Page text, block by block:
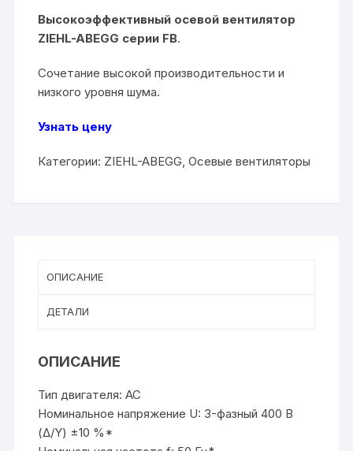
Высокоэффективный осевой вентилятор
ZIEHL-ABEGG серии FB.
Сочетание высокой производительности и
низкого уровня шума.
Узнать цену
Категории: ZIEHL-ABEGG,Осевые вентиляторы
ОПИСАНИЕ
ДЕТАЛИ
ОПИСАНИЕ
Тип двигателя: AC
Номинальное напряжение U: 3-фазный 400 В
(Δ/Y) ±10 %*